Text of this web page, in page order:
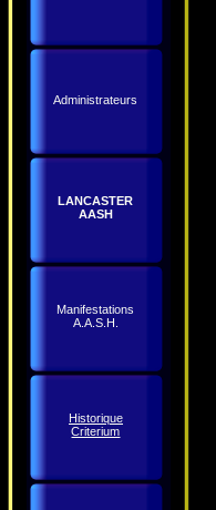
Administrateurs
LANCASTER
AASH
Manifestations
A.A.S.H.
Historique
Criterium